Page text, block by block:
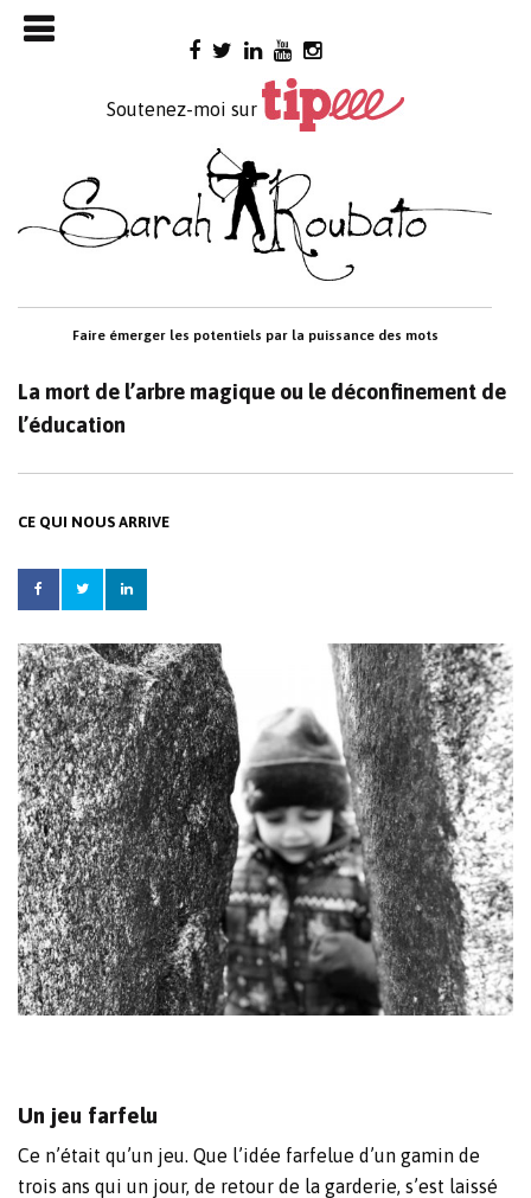
Skip
to
Soutenez-moi sur
Faire émerger les potentiels par la puissance des mots

La mort de l’arbre magique ou le déconfinement de
l’éducation
CE QUI NOUS ARRIVE
Un jeu farfelu
Ce n’était qu’un jeu. Que l’idée farfelue d’un gamin de
trois ans qui un jour, de retour de la garderie, s’est laissé